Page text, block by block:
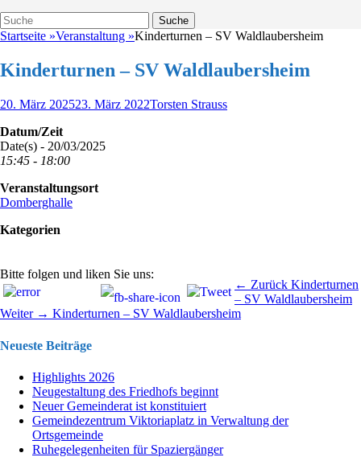
Suche
Suche
nach:
Startseite »Veranstaltung »Kinderturnen – SV Waldlaubersheim
Kinderturnen – SV Waldlaubersheim
Veröffentlicht
20. März 202523. März 2022Autor
Torsten Strauss
Datum/Zeit
Date(s) - 20/03/2025
15:45 - 18:00
Veranstaltungsort
Domberghalle
Kategorien
Bitte folgen und liken Sie uns:
Beitragsnavigation ← Zurück
Beitrag:
Kinderturnen
– SV Waldlaubersheim
Weiter → Nächster
Kinderturnen – SV Waldlaubersheim
Neueste Beiträge
Highlights 2026
Neugestaltung des Friedhofs beginnt
Neuer Gemeinderat ist konstituiert
Gemeindezentrum Viktoriaplatz in Verwaltung der
Ortsgemeinde
Ruhegelegenheiten für Spaziergänger